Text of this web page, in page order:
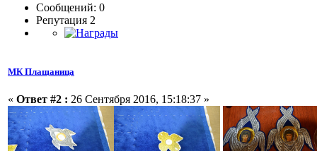
Сообщений: 0
Репутация 2
МК Плащаница
« Ответ #2 : 26 Сентября 2016, 15:18:37 »